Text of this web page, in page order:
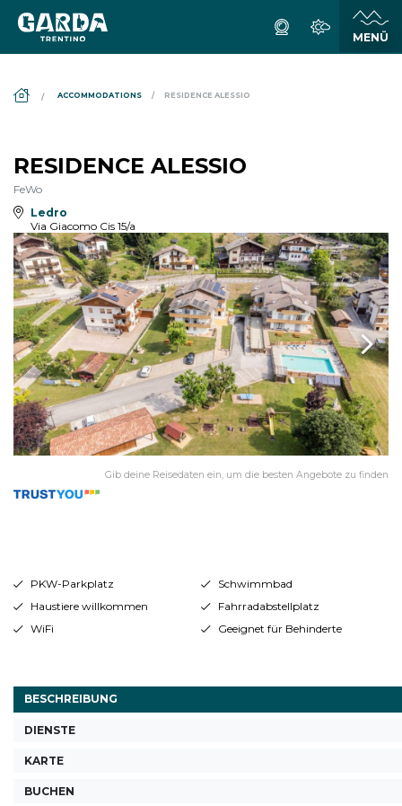
ACCOMMODATIONS RESIDENCE ALESSIO
RESIDENCE ALESSIO
FeWo
Ledro
Via Giacomo Cis 15/a
Gib deine Reisedaten ein, um die besten Angebote zu finden
PKW-Parkplatz
Schwimmbad
Haustiere willkommen
Fahrradabstellplatz
WiFi
Geeignet für Behinderte
BESCHREIBUNG
DIENSTE
KARTE
BUCHEN